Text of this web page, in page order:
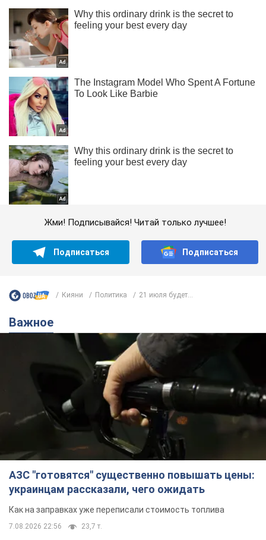
Жми! Подписывайся! Читай только лучшее!
Подписаться Подписаться
Кияни Политика 21 июля будет...
Важное
АЗС "готовятся" существенно повышать цены:
украинцам рассказали, чего ожидать
Как на заправках уже переписали стоимость топлива
7.08.2026 22:56 23,7 т.